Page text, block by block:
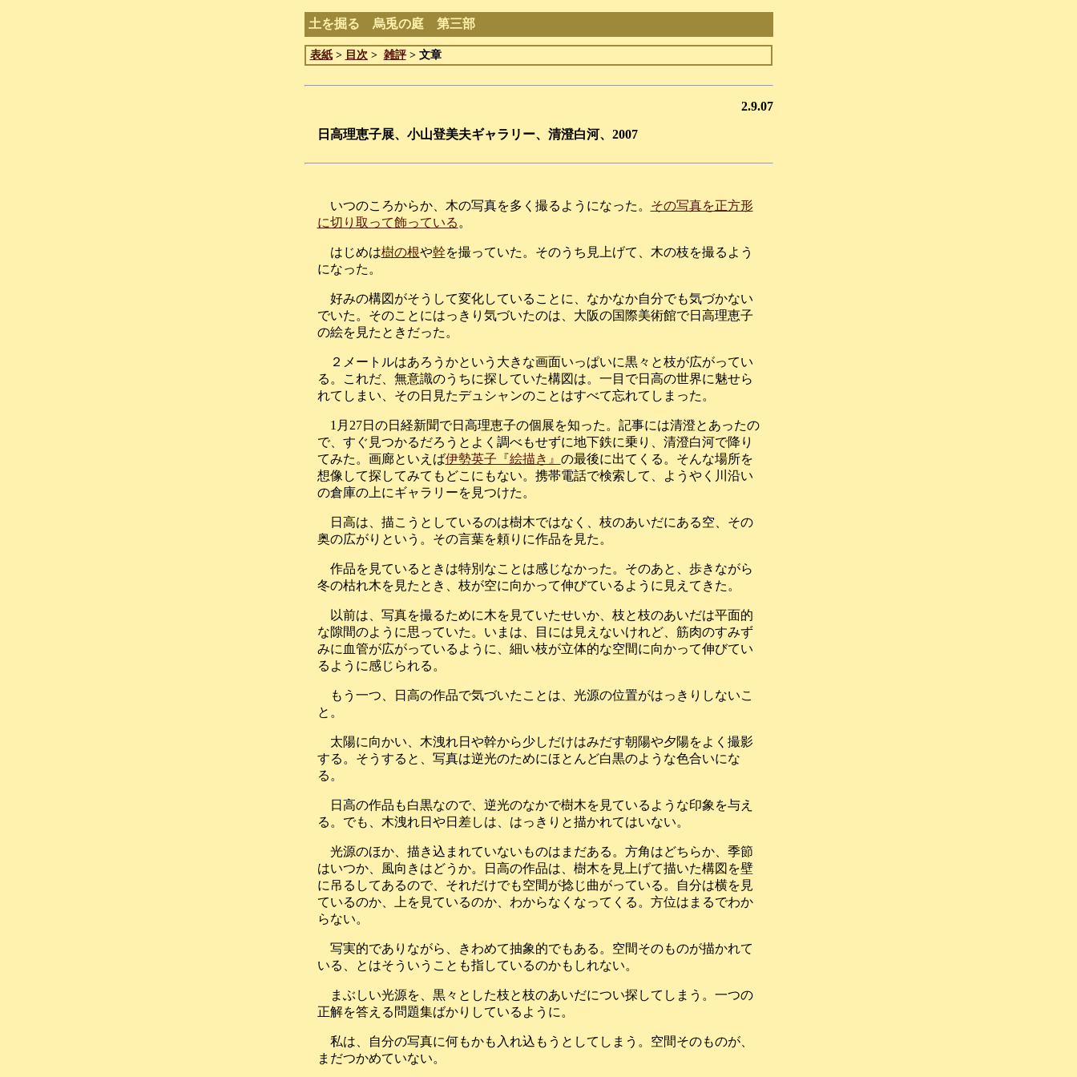
土を掘る 烏兎の庭 第三部
表紙> 目次 > 雑評> 文章
2.9.07
日高理恵子展、小山登美夫ギャラリー、清澄白河、2007
いつのころからか、木の写真を多く撮るようになった。 その写真を正方形
に切り取って飾っている 。
はじめは樹の根や幹を撮っていた。そのうち見上げて、木の枝を撮るよう
になった。
好みの構図がそうして変化していることに、なかなか自分でも気づかない
でいた。そのことにはっきり気づいたのは、大阪の国際美術館で日高理恵子
の絵を見たときだった。
２メートルはあろうかという大きな画面いっぱいに黒々と枝が広がってい
る。これだ、無意識のうちに探していた構図は。一目で日高の世界に魅せら
れてしまい、その日見たデュシャンのことはすべて忘れてしまった。
1月27日の日経新聞で日高理恵子の個展を知った。記事には清澄とあったの
で、すぐ見つかるだろうとよく調べもせずに地下鉄に乗り、清澄白河で降り
てみた。画廊といえば伊勢英子『絵描き』 の最後に出てくる。そんな場所を
想像して探してみてもどこにもない。携帯電話で検索して、ようやく川沿い
の倉庫の上にギャラリーを見つけた。
日高は、描こうとしているのは樹木ではなく、枝のあいだにある空、その
奥の広がりという。その言葉を頼りに作品を見た。
作品を見ているときは特別なことは感じなかった。そのあと、歩きながら
冬の枯れ木を見たとき、枝が空に向かって伸びているように見えてきた。
以前は、写真を撮るために木を見ていたせいか、枝と枝のあいだは平面的
な隙間のように思っていた。いまは、目には見えないけれど、筋肉のすみず
みに血管が広がっているように、細い枝が立体的な空間に向かって伸びてい
るように感じられる。
もう一つ、日高の作品で気づいたことは、光源の位置がはっきりしないこ
と。
太陽に向かい、木洩れ日や幹から少しだけはみだす朝陽や夕陽をよく撮影
する。そうすると、写真は逆光のためにほとんど白黒のような色合いにな
る。
日高の作品も白黒なので、逆光のなかで樹木を見ているような印象を与え
る。でも、木洩れ日や日差しは、はっきりと描かれてはいない。
光源のほか、描き込まれていないものはまだある。方角はどちらか、季節
はいつか、風向きはどうか。日高の作品は、樹木を見上げて描いた構図を壁
に吊るしてあるので、それだけでも空間が捻じ曲がっている。自分は横を見
ているのか、上を見ているのか、わからなくなってくる。方位はまるでわか
らない。
写実的でありながら、きわめて抽象的でもある。空間そのものが描かれて
いる、とはそういうことも指しているのかもしれない。
まぶしい光源を、黒々とした枝と枝のあいだについ探してしまう。一つの
正解を答える問題集ばかりしているように。
私は、自分の写真に何もかも入れ込もうとしてしまう。空間そのものが、
まだつかめていない。